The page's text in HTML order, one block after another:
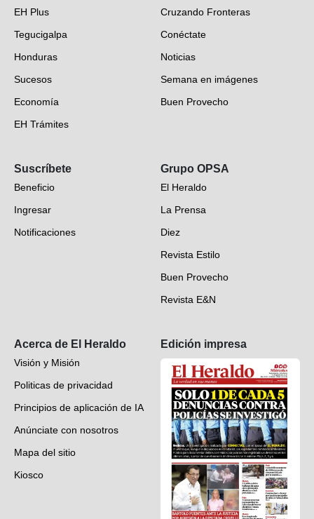
EH Plus
Tegucigalpa
Honduras
Sucesos
Economía
EH Trámites
EH Verifica
Fotogalerías
Deportes
Videos
Cruzando Fronteras
Conéctate
Noticias
Semana en imágenes
Buen Provecho
Suscríbete
Beneficio
Ingresar
Notificaciones
Grupo OPSA
El Heraldo
La Prensa
Diez
Revista Estilo
Buen Provecho
Revista E&N
Acerca de El Heraldo
Visión y Misión
Politicas de privacidad
Principios de aplicación de IA
Anúnciate con nosotros
Mapa del sitio
Kiosco
Edición impresa